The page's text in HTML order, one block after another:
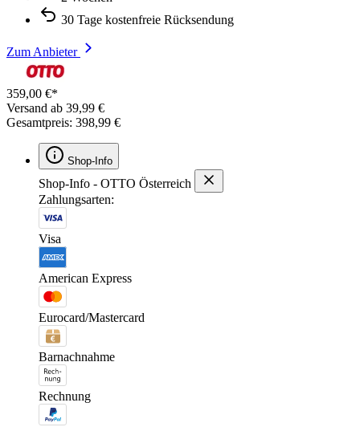
30 Tage kostenfreie Rücksendung
Zum Anbieter
359,00 €*
Versand ab 39,99 €
Gesamtpreis: 398,99 €
Shop-Info
Shop-Info - OTTO Österreich
Zahlungsarten:
Visa
American Express
Eurocard/Mastercard
Barnachnahme
Rechnung